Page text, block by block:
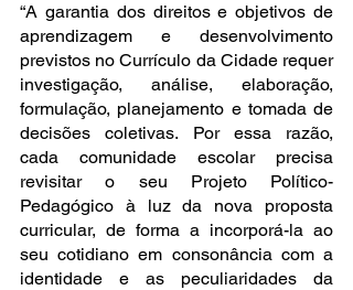
“A garantia dos direitos e objetivos de
aprendizagem e desenvolvimento
previstos no Currículo da Cidade requer
investigação, análise, elaboração,
formulação, planejamento e tomada de
decisões coletivas. Por essa razão,
cada comunidade escolar precisa
revisitar o seu Projeto Político-
Pedagógico à luz da nova proposta
curricular, de forma a incorporá-la ao
seu cotidiano em consonância com a
identidade e as peculiaridades da